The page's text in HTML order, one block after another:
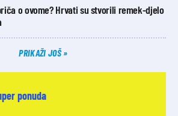
o ovome? Hrvati su stvorili remek-djelo
PRIKAŽI JOŠ
ponuda